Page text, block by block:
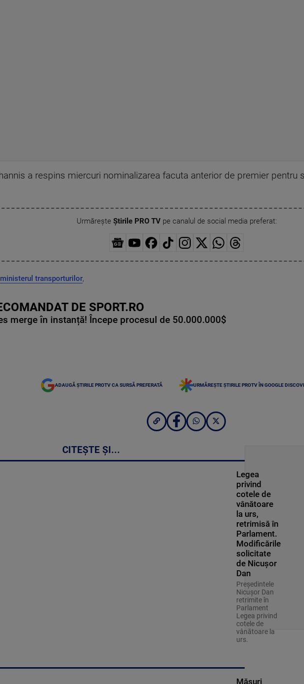
a respins miercuri nominalizarea facuta anterior de premier pentru
Urmărește Știrile PRO TVpe canalul de social media preferat:
ministerul transporturilor,
DE SPORT.RO
merge în instanță! Începe procesul de 50.000.000$
ADAUGĂ ȘTIRILE PROTV CA SURSĂ PREFERATĂ URMĂREȘTE ȘTIRILE PROTV ÎN GOOGLE
CITEȘTE ȘI...
Legea
privind
cotele de
vânătoare
la urs,
retrimisă în
Parlament.
Modificările
solicitate
de Nicușor
Dan
Președintele
Nicușor Dan
retrimite în
Parlament
Legea privind
cotele de
vânătoare la
urs.
Măsuri